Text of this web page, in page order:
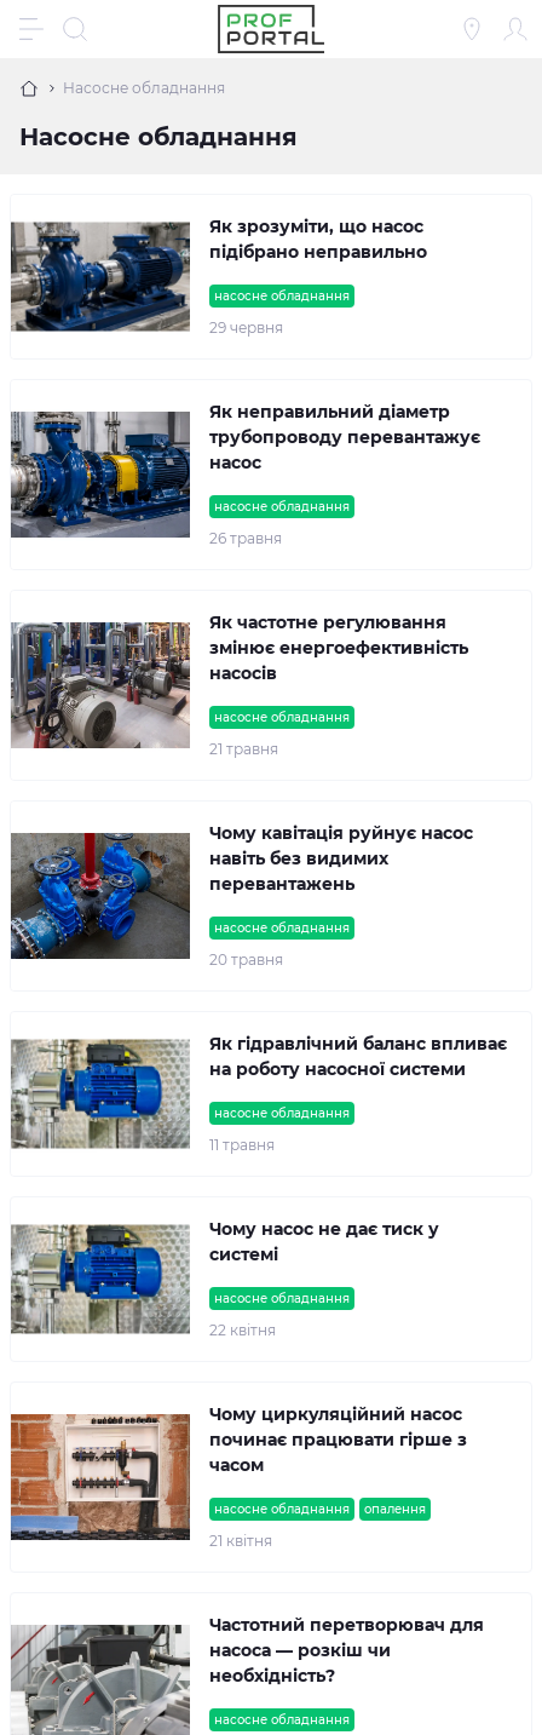
Насосне обладнання
Насосне обладнання
насосне обладнання
29 червня
Як зрозуміти, що насос
підібрано неправильно
насосне обладнання
26 травня
Як неправильний діаметр
трубопроводу перевантажує
насос
насосне обладнання
21 травня
Як частотне регулювання
змінює енергоефективність
насосів
насосне обладнання
20 травня
Чому кавітація руйнує насос
навіть без видимих
перевантажень
насосне обладнання
11 травня
Як гідравлічний баланс впливає
на роботу насосної системи
насосне обладнання
22 квітня
Чому насос не дає тиск у
системі
насосне обладнання опалення
21 квітня
Чому циркуляційний насос
починає працювати гірше з
часом
насосне обладнання
Частотний перетворювач для
насоса — розкіш чи
необхідність?